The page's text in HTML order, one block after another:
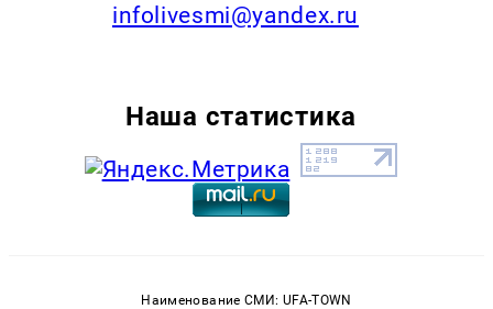
infolivesmi@yandex.ru
Наша статистика
Наименование СМИ: UFA-TOWN